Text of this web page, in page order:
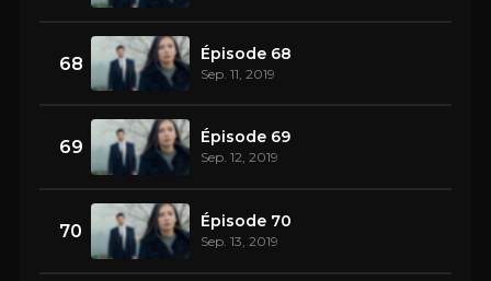
68 Épisode 68
Sep. 11, 2019
69 Épisode 69
Sep. 12, 2019
70 Épisode 70
Sep. 13, 2019